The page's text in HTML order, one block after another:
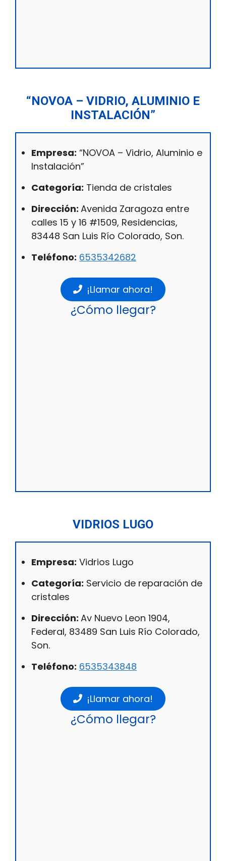
“NOVOA – VIDRIO, ALUMINIO E
INSTALACIÓN”
Empresa: “NOVOA – Vidrio, Aluminio e
Instalación”
Categoría: Tienda de cristales
Dirección: Avenida Zaragoza entre
calles 15 y 16 #1509, Residencias,
83448 San Luis Río Colorado, Son.
Teléfono: 6535342682
¡Llamar ahora!
¿Cómo llegar?
VIDRIOS LUGO
Empresa: Vidrios Lugo
Categoría: Servicio de reparación de
cristales
Dirección: Av Nuevo Leon 1904,
Federal, 83489 San Luis Río Colorado,
Son.
Teléfono: 6535343848
¡Llamar ahora!
¿Cómo llegar?